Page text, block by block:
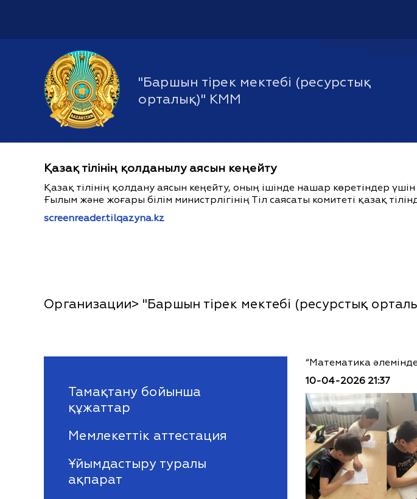
"Баршын тірек мектебі (ресурстық
орталық)" КММ
Қазақ тілінің қолданылу аясын кеңейту
Қазақ тілінің қолдану аясын кеңейту, оның ішінде нашар көретіндер
Ғылым және жоғары білім министрлігінің Тіл саясаты комитеті қазақ
screenreader.tilqazyna.kz
Организации> "Баршын тірек мектебі (ресурстық
Тамақтану бойынша
құжаттар
Мемлекеттік аттестация
Ұйымдастыру туралы
ақпарат
“Математика
10-04-2026 21:37